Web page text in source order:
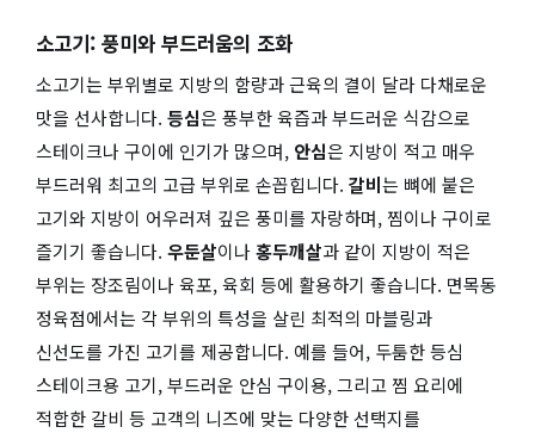
소고기: 풍미와 부드러움의 조화
소고기는 부위별로 지방의 함량과 근육의 결이 달라 다채로운
맛을 선사합니다. 등심은 풍부한 육즙과 부드러운 식감으로
스테이크나 구이에 인기가 많으며, 안심은 지방이 적고 매우
부드러워 최고의 고급 부위로 손꼽힙니다. 갈비는 뼈에 붙은
고기와 지방이 어우러져 깊은 풍미를 자랑하며, 찜이나 구이로
즐기기 좋습니다. 우둔살이나홍두깨살과 같이 지방이 적은
부위는 장조림이나 육포, 육회 등에 활용하기 좋습니다. 면목동
정육점에서는 각 부위의 특성을 살린 최적의 마블링과
신선도를 가진 고기를 제공합니다. 예를 들어, 두툼한 등심
스테이크용 고기, 부드러운 안심 구이용, 그리고 찜 요리에
적합한 갈비 등 고객의 니즈에 맞는 다양한 선택지를